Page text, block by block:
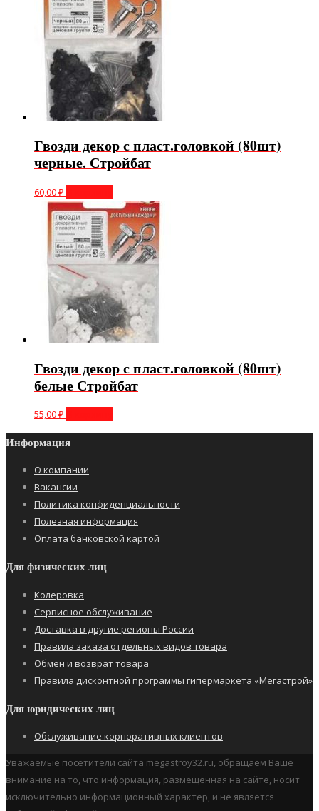
Гвозди декор с пласт.головкой (80шт)
черные. Стройбат
60,00₽
Гвозди декор с пласт.головкой (80шт)
белые Стройбат
55,00₽
Информация
О компании
Вакансии
Политика конфиденциальности
Полезная информация
Оплата банковской картой
Для физических лиц
Колеровка
Сервисное обслуживание
Доставка в другие регионы России
Правила заказа отдельных видов товара
Обмен и возврат товара
Правила дисконтной программы гипермаркета «Мегастрой»
Для юридических лиц
Обслуживание корпоративных клиентов
Уважаемые посетители сайта megastroy32.ru, обращаем Ваше
внимание на то, что информация, размещенная на сайте, носит
исключительно информационный характер, и не является